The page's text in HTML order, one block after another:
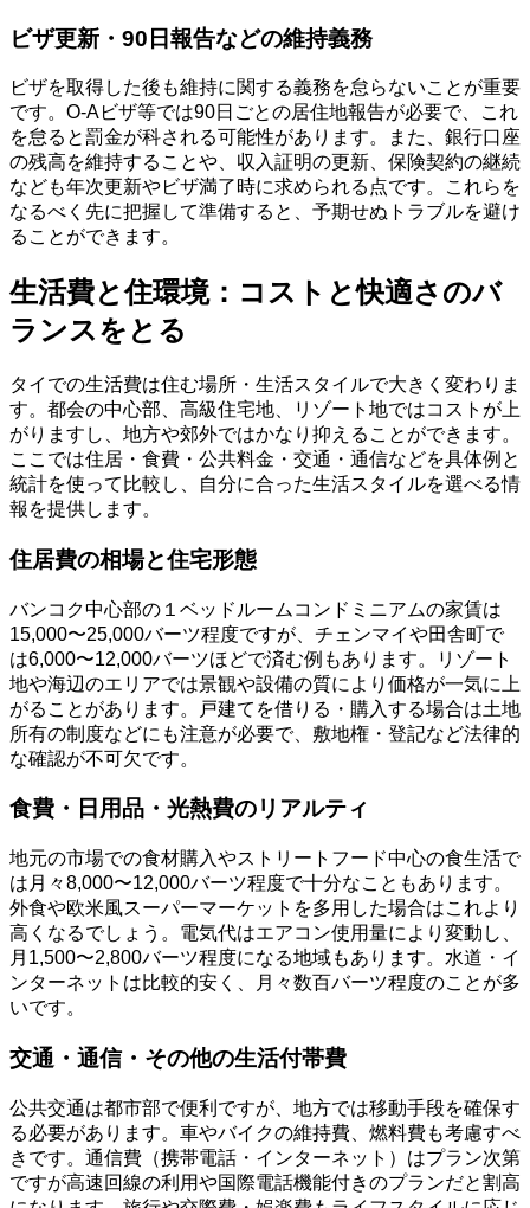
ビザ更新・90日報告などの維持義務
ビザを取得した後も維持に関する義務を怠らないことが重要
です。O-Aビザ等では90日ごとの居住地報告が必要で、これ
を怠ると罰金が科される可能性があります。また、銀行口座
の残高を維持することや、収入証明の更新、保険契約の継続
なども年次更新やビザ満了時に求められる点です。これらを
なるべく先に把握して準備すると、予期せぬトラブルを避け
ることができます。
生活費と住環境：コストと快適さのバ
ランスをとる
タイでの生活費は住む場所・生活スタイルで大きく変わりま
す。都会の中心部、高級住宅地、リゾート地ではコストが上
がりますし、地方や郊外ではかなり抑えることができます。
ここでは住居・食費・公共料金・交通・通信などを具体例と
統計を使って比較し、自分に合った生活スタイルを選べる情
報を提供します。
住居費の相場と住宅形態
バンコク中心部の１ベッドルームコンドミニアムの家賃は
15,000〜25,000バーツ程度ですが、チェンマイや田舎町で
は6,000〜12,000バーツほどで済む例もあります。リゾート
地や海辺のエリアでは景観や設備の質により価格が一気に上
がることがあります。戸建てを借りる・購入する場合は土地
所有の制度などにも注意が必要で、敷地権・登記など法律的
な確認が不可欠です。
食費・日用品・光熱費のリアルティ
地元の市場での食材購入やストリートフード中心の食生活で
は月々8,000〜12,000バーツ程度で十分なこともあります。
外食や欧米風スーパーマーケットを多用した場合はこれより
高くなるでしょう。電気代はエアコン使用量により変動し、
月1,500〜2,800バーツ程度になる地域もあります。水道・イ
ンターネットは比較的安く、月々数百バーツ程度のことが多
いです。
交通・通信・その他の生活付帯費
公共交通は都市部で便利ですが、地方では移動手段を確保す
る必要があります。車やバイクの維持費、燃料費も考慮すべ
きです。通信費（携帯電話・インターネット）はプラン次第
ですが高速回線の利用や国際電話機能付きのプランだと割高